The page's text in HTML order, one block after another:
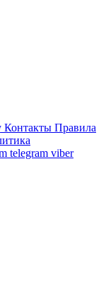
Контакты Правила
telegram viber